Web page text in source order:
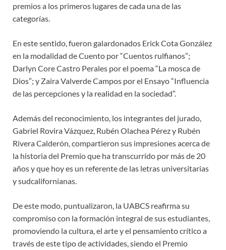
premios a los primeros lugares de cada una de las
categorías.
En este sentido, fueron galardonados Erick Cota González
en la modalidad de Cuento por “Cuentos rulfianos”;
Darlyn Core Castro Perales por el poema “La mosca de
Dios”; y Zaira Valverde Campos por el Ensayo “Influencia
de las percepciones y la realidad en la sociedad”.
Además del reconocimiento, los integrantes del jurado,
Gabriel Rovira Vázquez, Rubén Olachea Pérez y Rubén
Rivera Calderón, compartieron sus impresiones acerca de
la historia del Premio que ha transcurrido por más de 20
años y que hoy es un referente de las letras universitarias
y sudcalifornianas.
De este modo, puntualizaron, la UABCS reafirma su
compromiso con la formación integral de sus estudiantes,
promoviendo la cultura, el arte y el pensamiento crítico a
través de este tipo de actividades, siendo el Premio